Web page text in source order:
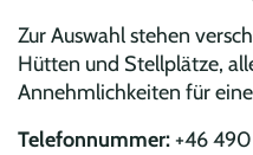
Zur Auswahl stehen
Hütten und Stellplätze,
Annehmlichkeiten für
Telefonnummer:+46